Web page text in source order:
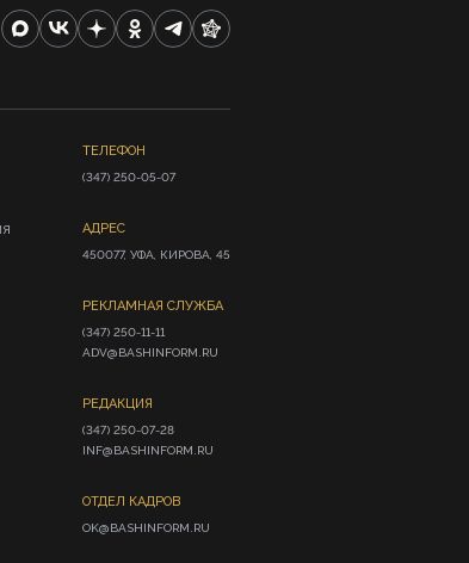
ТЕЛЕФОН
(347) 250-05-07
АДРЕС
450077, УФА, КИРОВА, 45
РЕКЛАМНАЯ СЛУЖБА
(347) 250-11-11
ADV@BASHINFORM.RU
РЕДАКЦИЯ
(347) 250-07-28
INF@BASHINFORM.RU
ОТДЕЛ КАДРОВ
OK@BASHINFORM.RU